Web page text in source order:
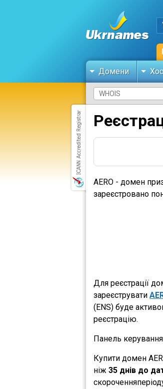
Домени
AERO - домен
зареєстровано
Для реєстрації
зареєструвати
(ENS) буде
реєстрацію.
Панель
Купити домен
ніж 35 днів до